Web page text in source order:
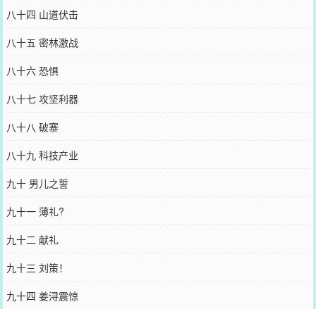
八十四 山道伏击
八十五 密林激战
八十六 恐惧
八十七 攻坚利器
八十八 破寨
八十九 科技产业
九十 男儿之誓
九十一 薄礼?
九十二 献礼
九十三 刘策！
九十四 姜浔震惊